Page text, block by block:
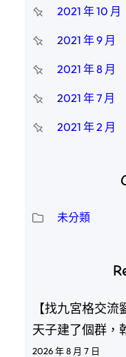
2021 年 10 月
2021 年 9 月
2021 年 8 月
2021 年 7 月
2021 年 2 月
未分類
【找九宮格交
天子建了個群，
2026 年 8 月 7 日